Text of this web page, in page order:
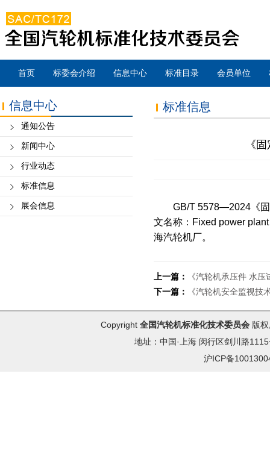
首页 标委会介绍 信息中心 标准目录 会员单位
信息中心
通知公告
新闻中心
行业动态
标准信息
展会信息
标准信息
《
GB/T 5578—2024《固
文名称：Fixed power
海汽轮机厂。
上一篇：
《汽轮机承压件 水
下一篇：
《汽轮机安全监视
Copyright 全国汽轮机标准化技术委员会版
地址：中国·上海 闵行区剑川路
沪ICP备